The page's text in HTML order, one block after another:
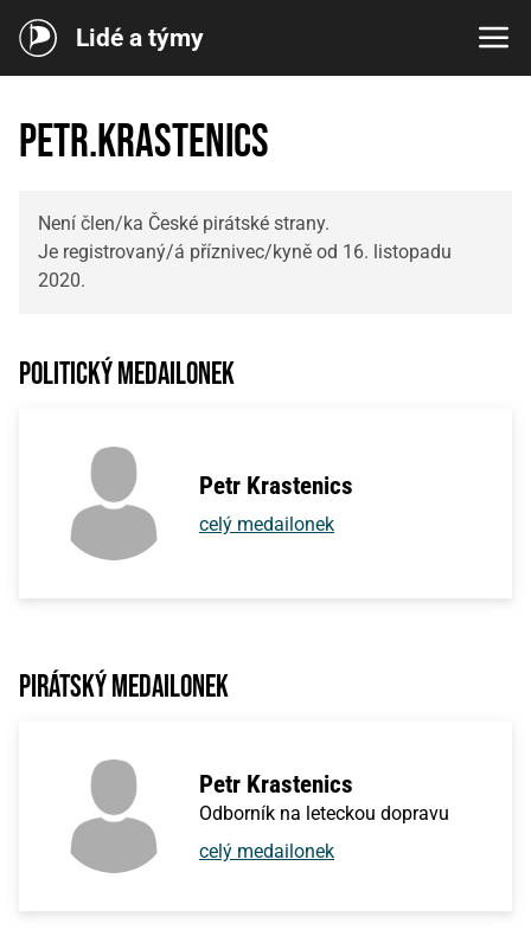
Lidé a týmy
petr.krastenics
Není člen/ka České pirátské strany.
Je registrovaný/á příznivec/kyně od 16. listopadu
2020.
Politický medailonek
Petr Krastenics
celý medailonek
Pirátský medailonek
Petr Krastenics
Odborník na leteckou dopravu
celý medailonek